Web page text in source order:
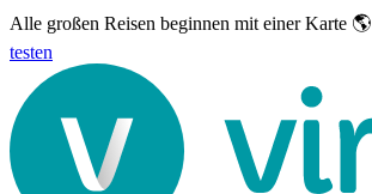
Alle großen Reisen beginnen mit einer Karte 🌎
testen